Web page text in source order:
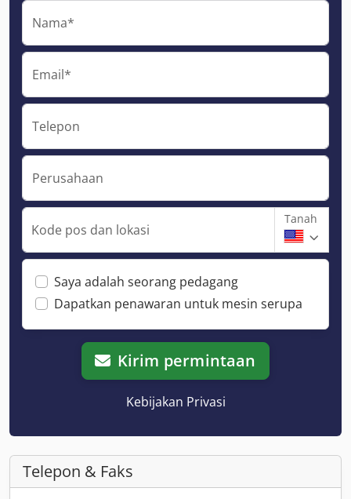
Nama*
Email*
Telepon
Perusahaan
Kode pos dan lokasi
Tanah
Saya adalah seorang pedagang
Dapatkan penawaran untuk mesin serupa
Kirim permintaan
Kebijakan Privasi
Telepon & Faks